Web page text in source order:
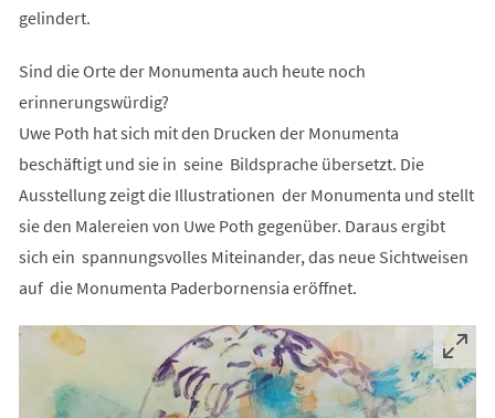
gelindert.
Sind die Orte der Monumenta auch heute noch
erinnerungswürdig?
Uwe Poth hat sich mit den Drucken der Monumenta
beschäftigt und sie in seine Bildsprache übersetzt. Die
Ausstellung zeigt die Illustrationen der Monumenta und stellt
sie den Malereien von Uwe Poth gegenüber. Daraus ergibt
sich ein spannungsvolles Miteinander, das neue Sichtweisen
auf die Monumenta Paderbornensia eröffnet.